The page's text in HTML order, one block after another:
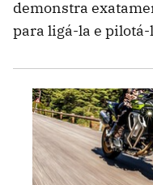
demonstra
para ligá-la e pilotá-